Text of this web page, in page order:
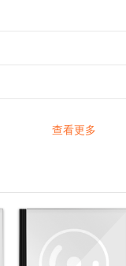
查看更多